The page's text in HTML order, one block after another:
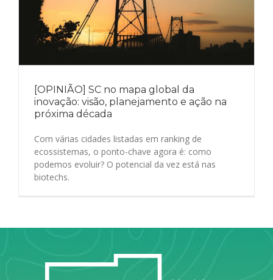
[OPINIÃO] SC no mapa global da
inovação: visão, planejamento e ação na
próxima década
Com várias cidades listadas em ranking de
ecossistemas, o ponto-chave agora é: como
podemos evoluir? O potencial da vez está nas
biotechs.